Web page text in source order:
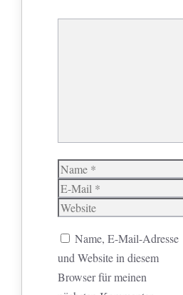
Name
E-
Mail
Website
Name, E-Mail-Adresse
und Website in diesem
Browser für meinen